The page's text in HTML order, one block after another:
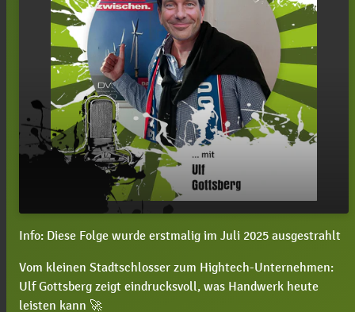
play_arrow #175 Ulf Gottsberg, wie sieht ein moderner
00:00 43:45
Info: Diese Folge wurde erstmalig im Juli 2025 ausgestrahlt
Vom kleinen Stadtschlosser zum Hightech-Unternehmen:
Ulf Gottsberg zeigt eindrucksvoll, was Handwerk heute
leisten kann 🚀